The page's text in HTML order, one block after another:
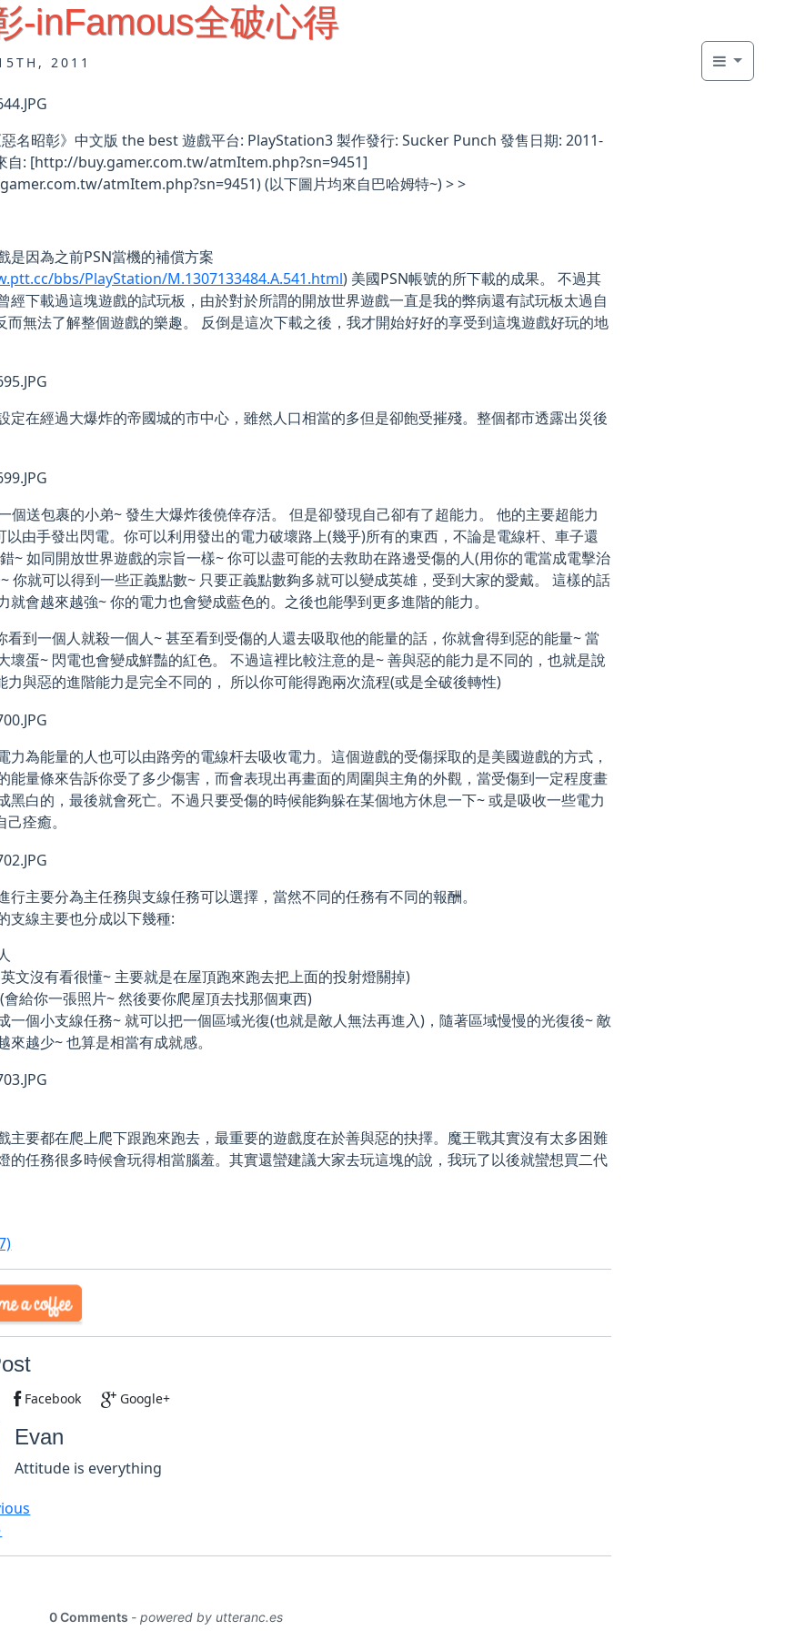
-inFamous全破心得
2011
惡名昭彰》中文版 the best 遊戲平台: PlayStation3 製作發行: Sucker Punch 發售日期: 2011-
自: [http://buy.gamer.com.tw/atmItem.php?sn=9451]
atmItem.php?sn=9451) (以下圖片均來自巴哈姆特~) > >
是因為之前PSN當機的補償方案
bbs/PlayStation/M.1307133484.A.541.html) 美國PSN帳號的所下載的成果。 不過其
經下載過這塊遊戲的試玩板，由於對於所謂的開放世界遊戲一直是我的弊病還有試玩板太過自
而無法了解整個遊戲的樂趣。 反倒是這次下載之後，我才開始好好的享受到這塊遊戲好玩的地
定在經過大爆炸的帝國城的市中心，雖然人口相當的多但是卻飽受摧殘。整個都市透露出災後
個送包裹的小弟~ 發生大爆炸後僥倖存活。 但是卻發現自己卻有了超能力。 他的主要超能力
以由手發出閃電。你可以利用發出的電力破壞路上(幾乎)所有的東西，不論是電線杆、車子還
~ 如同開放世界遊戲的宗旨一樣~ 你可以盡可能的去救助在路邊受傷的人(用你的電當成電擊治
你就可以得到一些正義點數~ 只要正義點數夠多就可以變成英雄，受到大家的愛戴。 這樣的話
就會越來越強~ 你的電力也會變成藍色的。之後也能學到更多進階的能力。
看到一個人就殺一個人~ 甚至看到受傷的人還去吸取他的能量的話，你就會得到惡的能量~ 當
壞蛋~ 閃電也會變成鮮豔的紅色。 不過這裡比較注意的是~ 善與惡的能力是不同的，也就是說
力與惡的進階能力是完全不同的， 所以你可能得跑兩次流程(或是全破後轉性)
力為能量的人也可以由路旁的電線杆去吸收電力。這個遊戲的受傷採取的是美國遊戲的方式，
能量條來告訴你受了多少傷害，而會表現出再畫面的周圍與主角的外觀，當受傷到一定程度畫
黑白的，最後就會死亡。不過只要受傷的時候能夠躲在某個地方休息一下~ 或是吸收一些電力
痊癒。
行主要分為主任務與支線任務可以選擇，當然不同的任務有不同的報酬。
支線主要也分成以下幾種:
文沒有看很懂~ 主要就是在屋頂跑來跑去把上面的投射燈關掉)
會給你一張照片~ 然後要你爬屋頂去找那個東西)
一個小支線任務~ 就可以把一個區域光復(也就是敵人無法再進入)，隨著區域慢慢的光復後~ 敵
來越少~ 也算是相當有成就感。
主要都在爬上爬下跟跑來跑去，最重要的遊戲度在於善與惡的抉擇。魔王戰其實沒有太多困難
的任務很多時候會玩得相當腦羞。其實還蠻建議大家去玩這塊的說，我玩了以後就蠻想買二代
Facebook Google+
Evan
Attitude is everything